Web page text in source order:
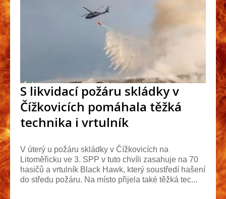
S likvidací požáru skládky v
Čížkovicích pomáhala těžká
technika i vrtulník
V úterý u požáru skládky v Čížkovicích na
Litoměřicku ve 3. SPP v tuto chvíli zasahuje na 70
hasičů a vrtulník Black Hawk, který soustředí hašení
do středu požáru. Na místo přijela také těžká tec...